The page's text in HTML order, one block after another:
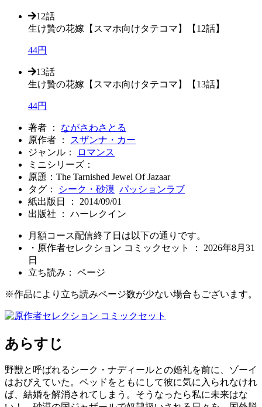
12話
生け贄の花嫁【スマホ向けタテコマ】【12話】
44円
13話
生け贄の花嫁【スマホ向けタテコマ】【13話】
44円
著者 ： ながさわさとる
原作者 ：
スザンナ・カー
ジャンル：
ロマンス
ミニシリーズ：
原題：The Tarnished Jewel Of Jazaar
タグ：
シーク・砂漠 パッションラブ
紙出版日 ： 2014/09/01
出版社 ： ハーレクイン
月額コース配信終了日は以下の通りです。
・原作者セレクション コミックセット ： 2026年8月31
日
立ち読み： ページ
※作品により立ち読みページ数が少ない場合もございます。
あらすじ
野獣と呼ばれるシーク・ナディールとの婚礼を前に、ゾーイ
はおびえていた。ベッドをともにして彼に気に入られなけれ
ば、結婚を解消されてしまう。そうなったら私に未来はな